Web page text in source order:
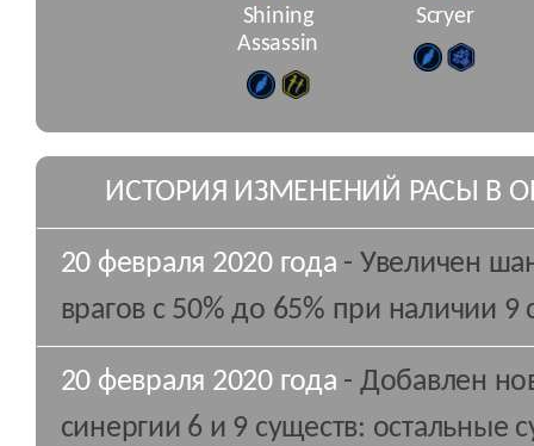
Shining
Assassin
Scryer
ИСТОРИЯ ИЗМЕНЕНИЙ РАСЫ В
20 февраля 2020 года - Увеличен
врагов с 50% до 65% при наличии 9
20 февраля 2020 года - Добавлен
синергии 6 и 9 существ: остальные